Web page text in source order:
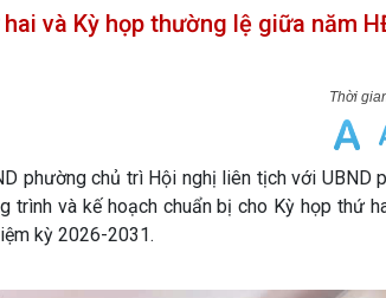
và Kỳ họp thường lệ giữa năm
phường chủ trì Hội nghị liên tịch với UBND
trình và kế hoạch chuẩn bị cho Kỳ họp thứ
kỳ 2026-2031.